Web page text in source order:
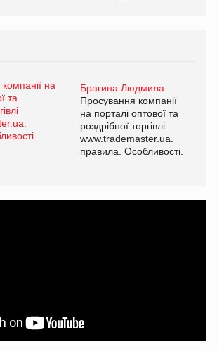
Брагина Людмила
Просування компанії
на порталі оптової та
роздрібної торгівлі
www.trademaster.ua.
правила. Особливості.